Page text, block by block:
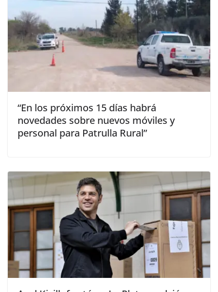
“En los próximos 15 días habrá
novedades sobre nuevos móviles y
personal para Patrulla Rural”